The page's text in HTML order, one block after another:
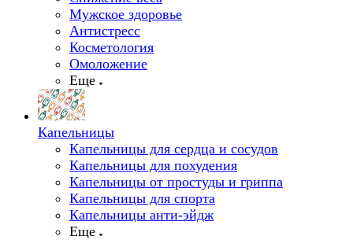
Мужское здоровье
Антистресс
Косметология
Омоложение
Еще
Капельницы
Капельницы для сердца и сосудов
Капельницы для похудения
Капельницы от простуды и гриппа
Капельницы для спорта
Капельницы анти-эйдж
Еще